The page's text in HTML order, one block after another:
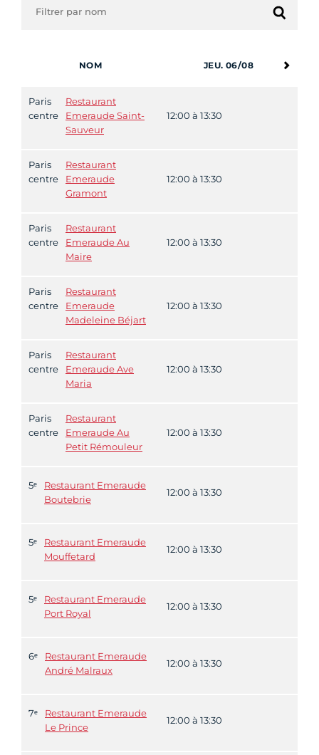
NOM JEU. 06/08
Paris
centre
Restaurant
Emeraude Saint-
Sauveur
12:00 à 13:30
Paris
centre
Restaurant
Emeraude
Gramont
12:00 à 13:30
Paris
centre
Restaurant
Emeraude Au
Maire
12:00 à 13:30
Paris
centre
Restaurant
Emeraude
Madeleine Béjart
12:00 à 13:30
Paris
centre
Restaurant
Emeraude Ave
Maria
12:00 à 13:30
Paris
centre
Restaurant
Emeraude Au
Petit Rémouleur
12:00 à 13:30
5ᵉ
Restaurant Emeraude
Boutebrie
12:00 à 13:30
5ᵉ
Restaurant Emeraude
Mouffetard
12:00 à 13:30
5ᵉ
Restaurant Emeraude
Port Royal
12:00 à 13:30
6ᵉ
Restaurant Emeraude
André Malraux
12:00 à 13:30
7ᵉ
Restaurant Emeraude
Le Prince
12:00 à 13:30